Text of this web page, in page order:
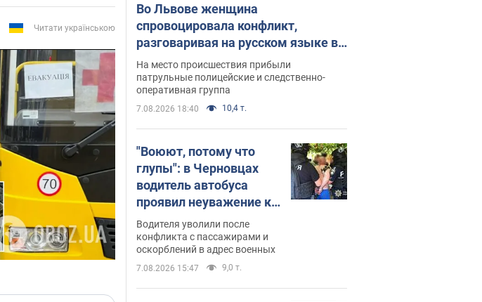
Читати українською
Во Львове женщина
спровоцировала конфликт,
разговаривая на русском языке в
маршрутке: полиция составила
административный протокол.
Видео
На место происшествия прибыли
патрульные полицейские и следственно-
оперативная группа
7.08.2026 18:40 10,4 т.
"Воюют, потому что
глупы": в Черновцах
водитель автобуса
проявил неуважение к
украинским военным и
поплатился за это.
Видео
Водителя уволили после
конфликта с пассажирами и
оскорблений в адрес военных
7.08.2026 15:47 9,0 т.